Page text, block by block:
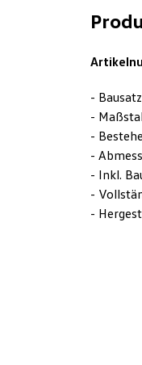
-
-
-
-
- Inkl.
-
-